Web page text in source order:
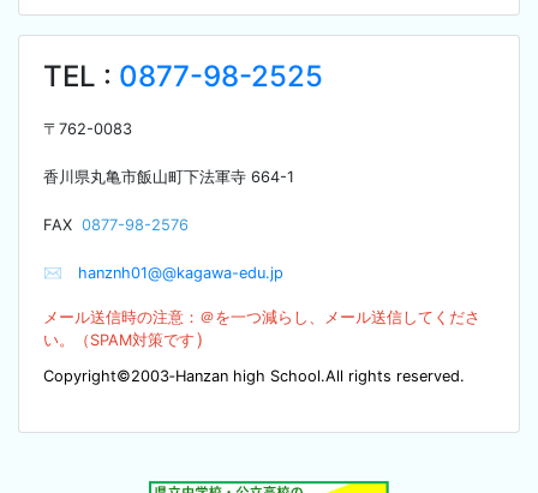
TEL : 0877-98-2525
〒 762-0083
香川県丸亀市飯山町下法軍寺 664-1
FAX 0877-98-2576
✉ hanznh01@@kagawa-edu.jp
メール送信時の注意：＠を一つ減らし、メール送信してくださ
い。（SPAM対策です ）
Copyright©2003‐Hanzan high School.All rights reserved.